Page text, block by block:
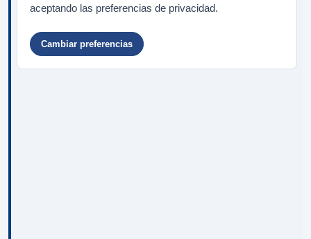
aceptando las preferencias de privacidad.
Cambiar preferencias